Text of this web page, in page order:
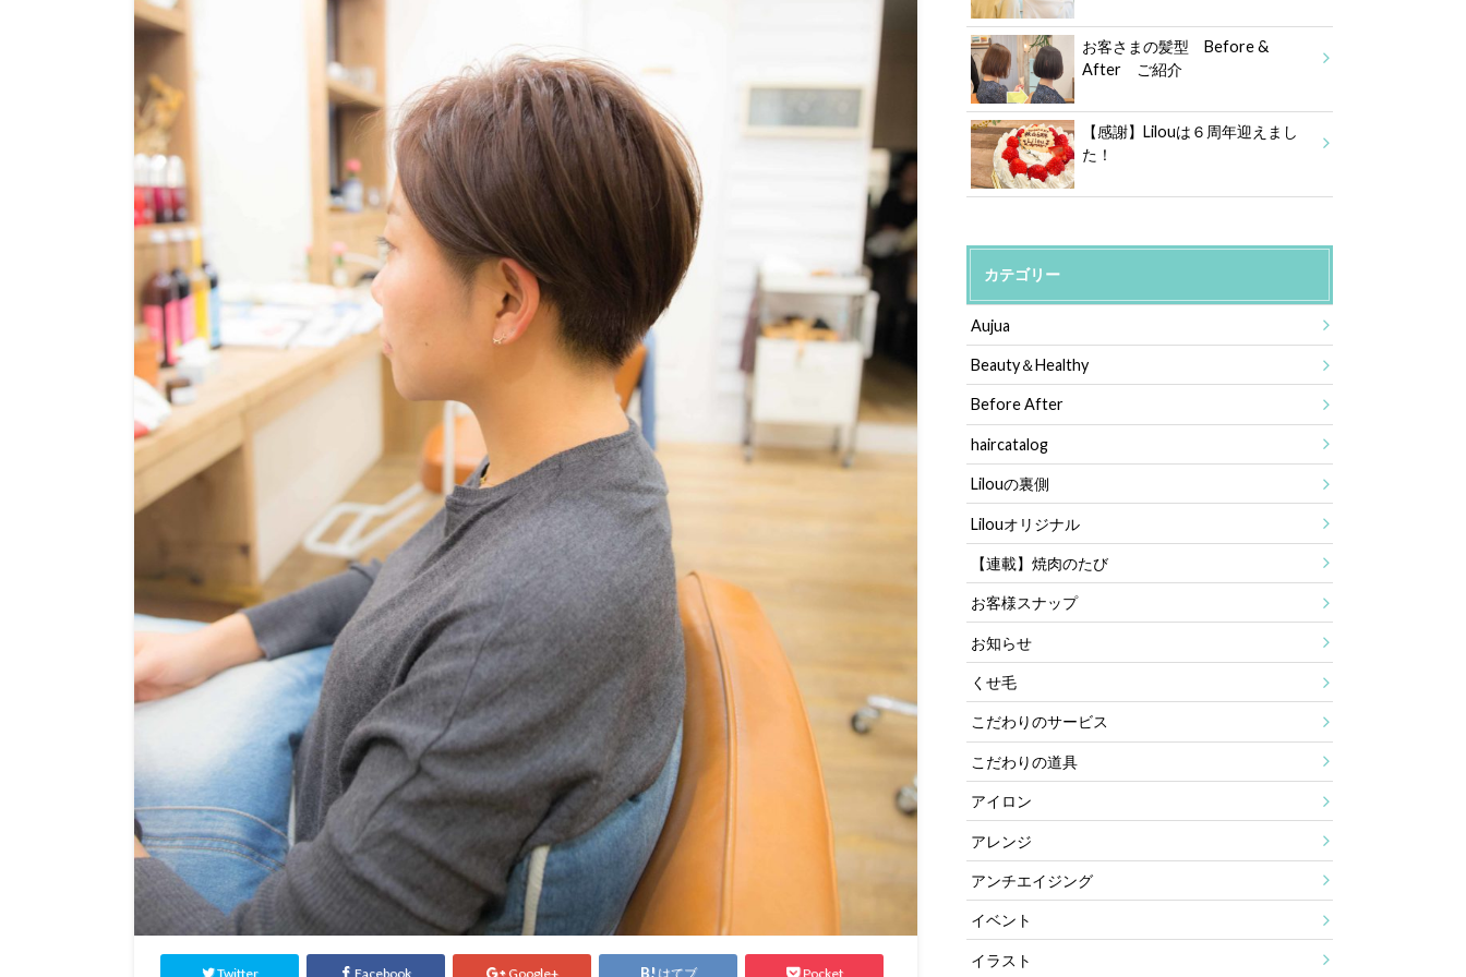
Twitter Facebook Google+ はてブ Pocket
お客さまの髪型 Before &
After ご紹介
【感謝】Lilouは６周年迎えまし
た！
カテゴリー
Aujua
Beauty＆Healthy
Before After
haircatalog
Lilouの裏側
Lilouオリジナル
【連載】焼肉のたび
お客様スナップ
お知らせ
くせ毛
こだわりのサービス
こだわりの道具
アイロン
アレンジ
アンチエイジング
イベント
イラスト